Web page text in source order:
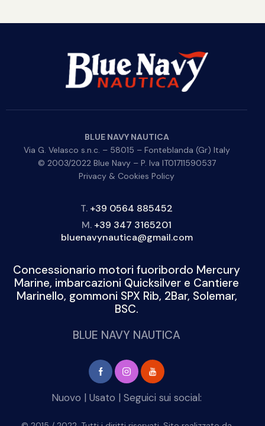
BLUE NAVY NAUTICA
Via G. Velasco s.n.c. – 58015 – Fonteblanda (Gr) Italy
© 2003/2022 Blue Navy – P. Iva IT01711590537
Privacy & Cookies Policy
T. +39 0564 885452
M. +39 347 3165201
bluenavynautica@gmail.com
Concessionario motori fuoribordo Mercury
Marine, imbarcazioni Quicksilver e Cantiere
Marinello, gommoni SPX Rib, 2Bar, Solemar,
BSC.
BLUE NAVY NAUTICA
Nuovo | Usato | Seguici sui social: